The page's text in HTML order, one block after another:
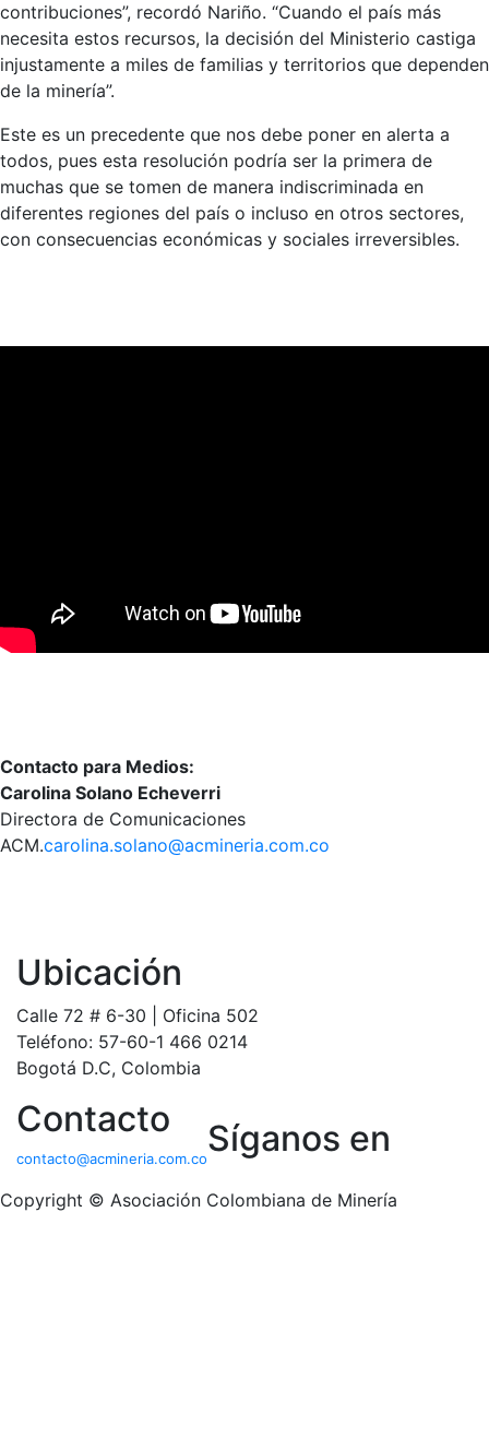
contribuciones”, recordó Nariño. “Cuando el país más
necesita estos recursos, la decisión del Ministerio castiga
injustamente a miles de familias y territorios que dependen
de la minería”.
Este es un precedente que nos debe poner en alerta a
todos, pues esta resolución podría ser la primera de
muchas que se tomen de manera indiscriminada en
diferentes regiones del país o incluso en otros sectores,
con consecuencias económicas y sociales irreversibles.
Contacto para Medios:
Carolina Solano Echeverri
Directora de Comunicaciones
ACM.carolina.solano@acmineria.com.co
Ubicación
Calle 72 # 6-30 | Oficina 502
Teléfono: 57-60-1 466 0214
Bogotá D.C, Colombia
Contacto
contacto@acmineria.com.coSíganos en
Copyright © Asociación Colombiana de Minería